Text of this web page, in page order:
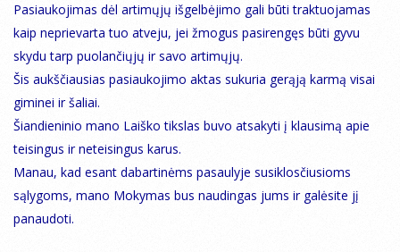
Pasiaukojimas dėl artimųjų išgelbėjimo gali būti traktuojamas
kaip neprievarta tuo atveju, jei žmogus pasirengęs būti gyvu
skydu tarp puolančiųjų ir savo artimųjų.
Šis aukščiausias pasiaukojimo aktas sukuria gerąją karmą visai
giminei ir šaliai.
Šiandieninio mano Laiško tikslas buvo atsakyti į klausimą apie
teisingus ir neteisingus karus.
Manau, kad esant dabartinėms pasaulyje susiklosčiusioms
sąlygoms, mano Mokymas bus naudingas jums ir galėsite jį
panaudoti.